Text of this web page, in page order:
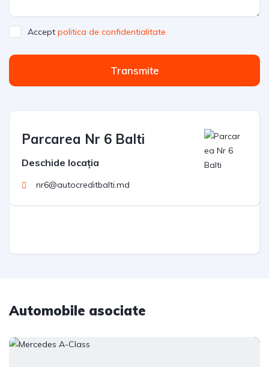
Accept politica de confidentialitate
Transmite
Parcarea Nr 6 Balti
Deschide locația
nr6@autocreditbalti.md
Automobile asociate